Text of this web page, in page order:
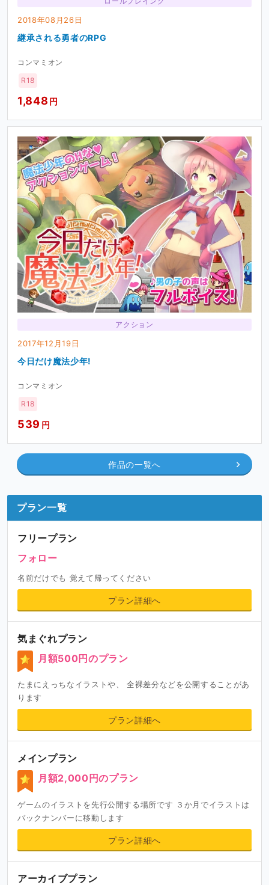
2018年08月26日
継承される勇者のRPG
コンマミオン
R18
1,848 円
アクション
2017年12月19日
今日だけ魔法少年!
コンマミオン
R18
539 円
作品の一覧へ
プラン一覧
フリープラン
フォロー
名前だけでも 覚えて帰ってください
プラン詳細へ
気まぐれプラン
月額500円のプラン
たまにえっちなイラストや、 全裸差分などを公開することがあ
ります
プラン詳細へ
メインプラン
月額2,000円のプラン
ゲームのイラストを先行公開する場所です ３か月でイラストは
バックナンバーに移動します
プラン詳細へ
アーカイブプラン